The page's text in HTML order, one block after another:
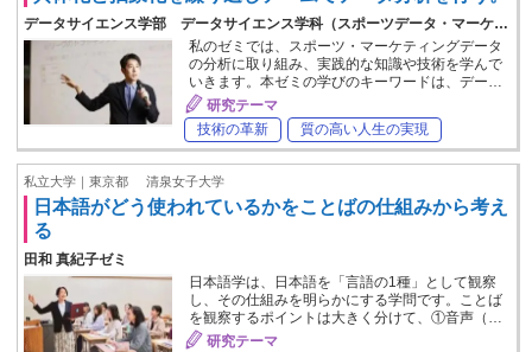
データサイエンス学部 データサイエンス学科（スポーツデータ・マーケ…
私のゼミでは、スポーツ・マーケティングデータ
の分析に取り組み、実践的な知識や技術を学んで
いきます。本ゼミの学びのキーワードは、デー…
研究テーマ
技術の革新
質の高い人生の実現
私立大学｜東京都 清泉女子大学
日本語がどう使われているかをことばの仕組みから考え
る
田和 真紀子ゼミ
日本語学は、日本語を「言語の1種」として観察
し、その仕組みを明らかにする学問です。ことば
を観察するポイントは大きく分けて、①音声（…
研究テーマ